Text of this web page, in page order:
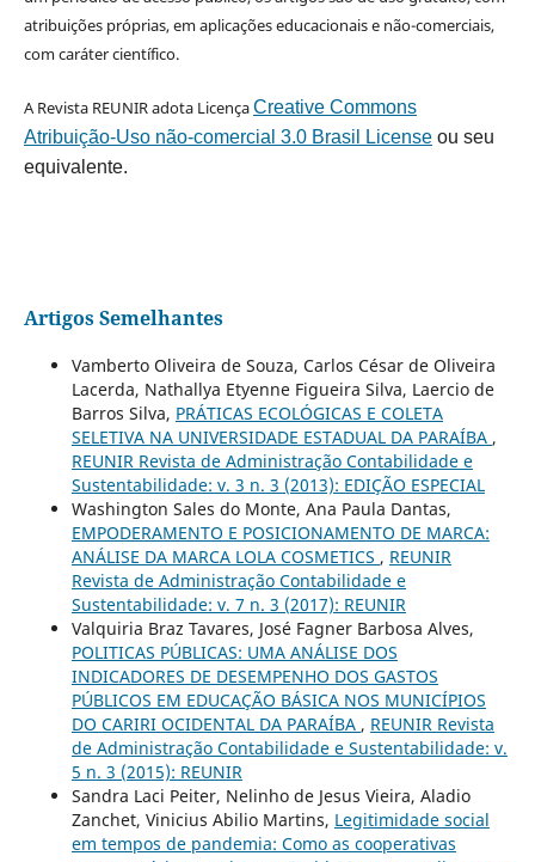
atribuições próprias, em aplicações educacionais e não-comerciais,
com caráter científico.
A Revista REUNIR adota LicençaCreative Commons
Atribuição-Uso não-comercial 3.0 Brasil Licenseou seu
equivalente.
Artigos Semelhantes
Vamberto Oliveira de Souza, Carlos César de Oliveira
Lacerda, Nathallya Etyenne Figueira Silva, Laercio de
Barros Silva, PRÁTICAS ECOLÓGICAS E COLETA
SELETIVA NA UNIVERSIDADE ESTADUAL DA PARAÍBA ,
REUNIR Revista de Administração Contabilidade e
Sustentabilidade: v. 3 n. 3 (2013): EDIÇÃO ESPECIAL
Washington Sales do Monte, Ana Paula Dantas,
EMPODERAMENTO E POSICIONAMENTO DE MARCA:
ANÁLISE DA MARCA LOLA COSMETICS , REUNIR
Revista de Administração Contabilidade e
Sustentabilidade: v. 7 n. 3 (2017): REUNIR
Valquiria Braz Tavares, José Fagner Barbosa Alves,
POLITICAS PÚBLICAS: UMA ANÁLISE DOS
INDICADORES DE DESEMPENHO DOS GASTOS
PÚBLICOS EM EDUCAÇÃO BÁSICA NOS MUNICÍPIOS
DO CARIRI OCIDENTAL DA PARAÍBA , REUNIR Revista
de Administração Contabilidade e Sustentabilidade: v.
5 n. 3 (2015): REUNIR
Sandra Laci Peiter, Nelinho de Jesus Vieira, Aladio
Zanchet, Vinicius Abilio Martins, Legitimidade social
em tempos de pandemia: Como as cooperativas